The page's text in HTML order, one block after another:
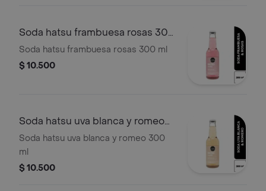
Soda hatsu frambuesa rosas 300
ml
Soda hatsu frambuesa rosas 300 ml
$ 10.500
Soda hatsu uva blanca y romeo
300 ml
Soda hatsu uva blanca y romeo 300
ml
$ 10.500